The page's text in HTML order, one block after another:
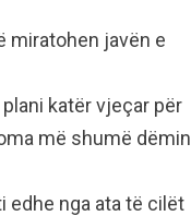
miratohen javën e
katër vjeçar për
më shumë dëmin
edhe nga ata të cilët